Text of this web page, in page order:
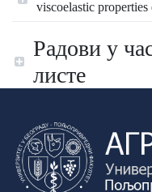
viscoelastic
Радови у
листе